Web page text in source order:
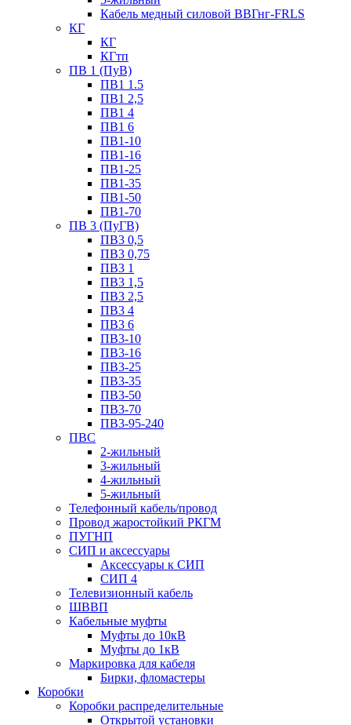
Кабель медный силовой ВВГнг-FRLS
КГ
КГ
КГтп
ПВ 1 (ПуВ)
ПВ1 1.5
ПВ1 2,5
ПВ1 4
ПВ1 6
ПВ1-10
ПВ1-16
ПВ1-25
ПВ1-35
ПВ1-50
ПВ1-70
ПВ 3 (ПуГВ)
ПВ3 0,5
ПВ3 0,75
ПВ3 1
ПВ3 1,5
ПВ3 2,5
ПВ3 4
ПВ3 6
ПВ3-10
ПВ3-16
ПВ3-25
ПВ3-35
ПВ3-50
ПВ3-70
ПВ3-95-240
ПВС
2-жильный
3-жильный
4-жильный
5-жильный
Телефонный кабель/провод
Провод жаростойкий РКГМ
ПУГНП
СИП и аксессуары
Аксессуары к СИП
СИП 4
Телевизионный кабель
ШВВП
Кабельные муфты
Муфты до 10кВ
Муфты до 1кВ
Маркировка для кабеля
Бирки, фломастеры
Коробки
Коробки распределительные
Открытой установки